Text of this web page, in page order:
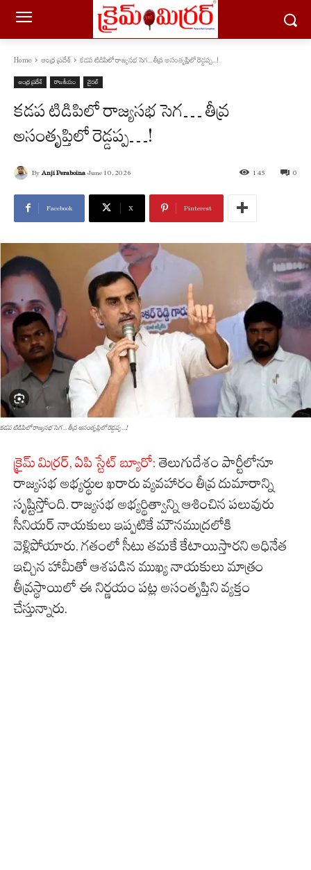
Home ఆంధ్ర ప్రదేశ్ కడప టిడిపిలో రాజ్యసభ సెగ... తీవ్ర అసంతృప్తిలో రెడ్డప్ప...!
ఆంధ్ర ప్రదేశ్ రాజకీయం వైరల్
కడప టిడిపిలో రాజ్యసభ సెగ… తీవ్ర
అసంతృప్తిలో రెడ్డప్ప…!
By Anji Peraboina June 10, 2026 0
145
Facebook X Pinterest
కడప టిడిపిలో రాజ్యసభ సెగ... తీవ్ర అసంతృప్తిలో రెడ్డప్ప...!
క్రైమ్ మిర్రర్, ఏపి స్టేట్ బ్యూరో: తెలుగుదేశం పార్టీలోనూ
రాజ్యసభ అభ్యర్థుల ఖరారు వ్యవహారం తీవ్ర దుమారాన్ని
సృష్టిస్తోంది. రాజ్యసభ అభ్యర్థిత్వాన్ని ఆశించిన పలువురు
సీనియర్ నాయకులు ఇప్పటికే మౌనముద్రలోకి
వెళ్లిపోయారు. గతంలో సీటు తమకే కేటాయిస్తారని అధినేత
ఇచ్చిన హామీతో ఆశపడిన ముఖ్య నాయకులు మాత్రం
తీవ్రస్థాయిలో ఈ నిర్ణయం పట్ల అసంతృప్తిని వ్యక్తం
చేస్తున్నారు.